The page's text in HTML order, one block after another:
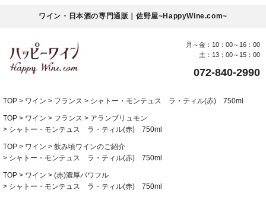
ワイン・日本酒の専門通販｜佐野屋~HappyWine.com~
月～金：10：00～16：00
土：13：00～15：00
072-840-2990
TOP ワイン フランス シャトー・モンテュス ラ・ティル(赤) 750ml
TOP ワイン フランス
アランブリュモン
シャトー・モンテュス ラ・ティル(赤) 750ml
TOP ワイン
飲み頃ワインのご紹介
シャトー・モンテュス ラ・ティル(赤) 750ml
TOP ワイン
(赤)濃厚パワフル
シャトー・モンテュス ラ・ティル(赤) 750ml